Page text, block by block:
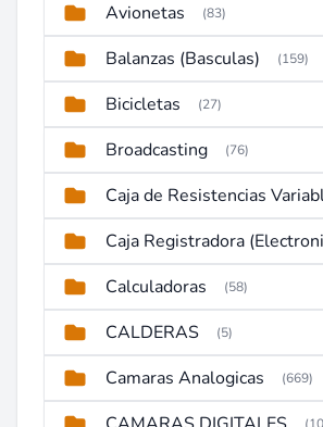
Avionetas (83)
Balanzas (Basculas) (159)
Bicicletas (27)
Broadcasting (76)
Caja de Resistencias
Calculadoras (58)
CALDERAS (5)
Camaras Analogicas (669)